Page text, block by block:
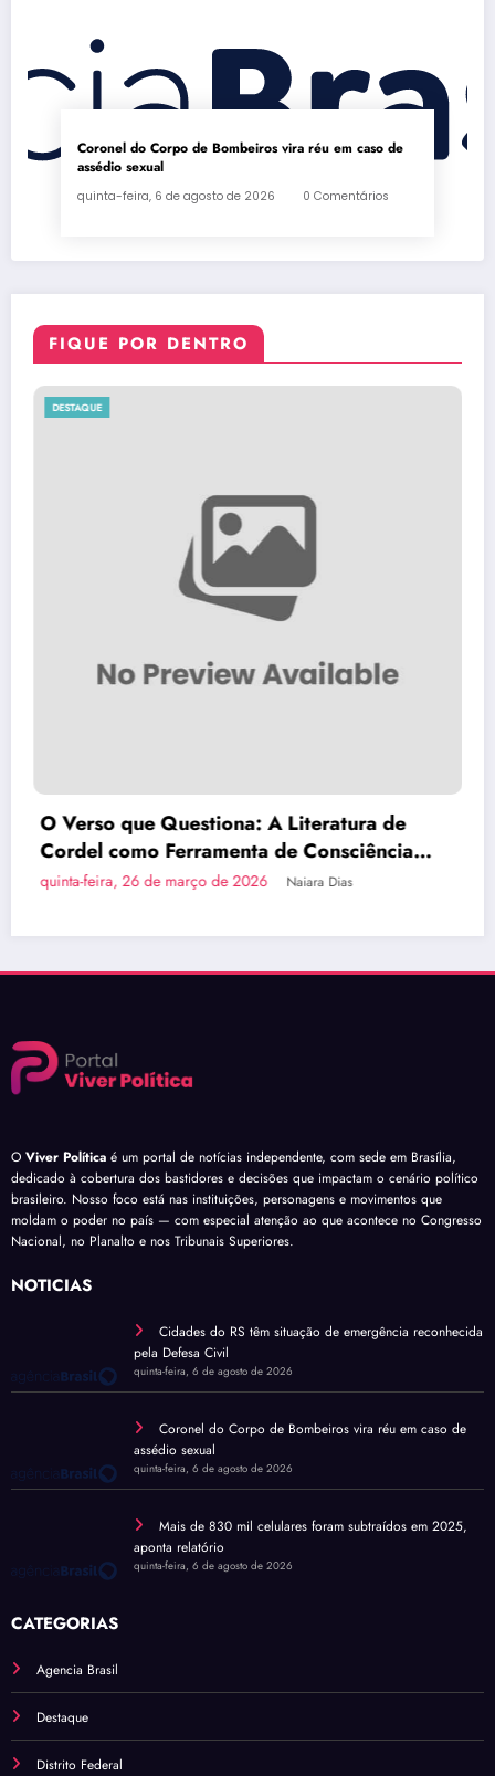
Coronel do Corpo de Bombeiros vira réu em caso de
assédio sexual
quinta-feira, 6 de agosto de 2026 0 Comentários
FIQUE POR DENTRO
Brasília Inova com a Primeira Rota
do País em Ônibus a Hidrogênio Verde
quinta-feira, 26 de março de 2026
O Viver Política é um portal de notícias independente, com sede em Brasília,
dedicado à cobertura dos bastidores e decisões que impactam o cenário político
brasileiro. Nosso foco está nas instituições, personagens e movimentos que
moldam o poder no país — com especial atenção ao que acontece no Congresso
Nacional, no Planalto e nos Tribunais Superiores.
NOTÍCIAS
Cidades do RS têm situação de emergência reconhecida
pela Defesa Civil
quinta-feira, 6 de agosto de 2026
Coronel do Corpo de Bombeiros vira réu em caso de
assédio sexual
quinta-feira, 6 de agosto de 2026
Mais de 830 mil celulares foram subtraídos em 2025,
aponta relatório
quinta-feira, 6 de agosto de 2026
CATEGORIAS
Agencia Brasil
Destaque
Distrito Federal